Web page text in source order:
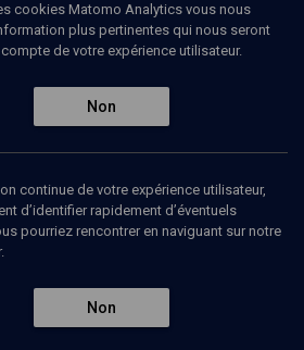
notre newsletter
La rédaction
cookies Matomo Analytics vous nous
plus pertinentes qui nous seront
de votre expérience utilisateur.
Non
continue de votre expérience utilisateur,
d’identifier rapidement d’éventuels
pourriez rencontrer en naviguant sur notre
Non